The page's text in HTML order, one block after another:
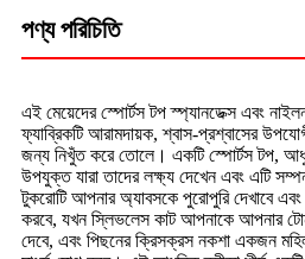
পণ্য পরিচিতি
এই মেয়েদের স্পোর্টস টপ স্প্যানডেক্স এবং
ফ্যাব্রিকটি আরামদায়ক, শ্বাস-প্রশ্বাসের
জন্য নিখুঁত করে তোলে। একটি স্পোর্টস টপ,
উপযুক্ত যারা তাদের লক্ষ্য দেখেন এবং এটি
টুকরোটি আপনার অ্যাবসকে পুরোপুরি দেখাবে
করবে, যখন স্লিভলেস কাট আপনাকে আপনার
দেবে, এবং পিছনের ক্রিসক্রস নকশা একজন